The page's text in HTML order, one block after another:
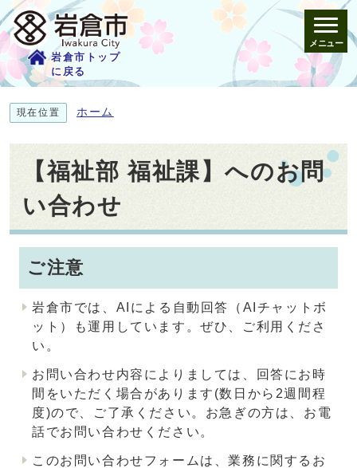
岩倉市トップ
に戻る
メニュー
現在位置 ホーム
【福祉部 福祉課】へのお問
い合わせ
ご注意
岩倉市では、AIによる自動回答（AIチャットボ
ット）も運用しています。ぜひ、ご利用くださ
い。
お問い合わせ内容によりましては、回答にお時
間をいただく場合があります(数日から2週間程
度)ので、ご了承ください。お急ぎの方は、お電
話でお問い合わせください。
このお問い合わせフォームは、業務に関するお